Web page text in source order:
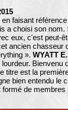
faisant
a choisi son nom.
eux, c'est peut-
ancien chasseur
». WYATT E.
Bienvenu
titre est la
bien entendu le
formé de membres